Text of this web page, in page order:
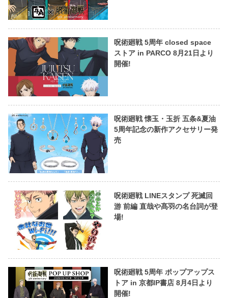
呪術廻戦 5周年 closed space
ストア in PARCO 8月21日より
開催!
呪術廻戦 懐玉・玉折 五条&夏油
5周年記念の新作アクセサリー発
売
呪術廻戦 LINEスタンプ 死滅回
游 前編 直哉や髙羽の名台詞が登
場!
呪術廻戦 5周年 ポップアップス
トア in 京都IP書店 8月4日より
開催!